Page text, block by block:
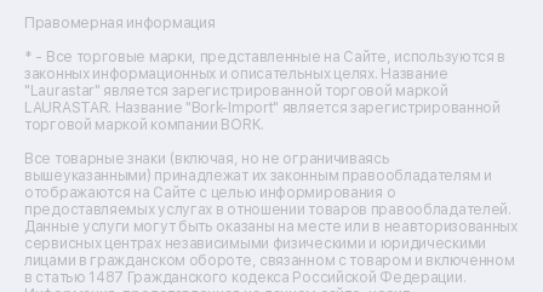
Ремонт фенов
Ремонт цифровых биноклей
Ремонт тепловизоров
Ремонт массажных кресел
Ремонт водонагревателей
Ремонт вытяжек
Ремонт источников бесперебойного питания
Ремонт пароварок
Ремонт микшерных пультов
Ремонт dj-пультов
Ремонт кухонных плит
Ремонт стедикамов
Правомерная информация
* - Все торговые марки, представленные на Сайте, используются в
законных информационных и описательных целях. Название
"Laurastar" является зарегистрированной торговой маркой
LAURASTAR. Название "Bork-Import" является зарегистрированной
торговой маркой компании BORK.
Все товарные знаки (включая, но не ограничиваясь
вышеуказанными) принадлежат их законным правообладателям и
отображаются на Сайте с целью информирования о
предоставляемых услугах в отношении товаров правообладателей.
Данные услуги могут быть оказаны на месте или в неавторизованных
сервисных центрах независимыми физическими и юридическими
лицами в гражданском обороте, связанном с товаром и включенном
в статью 1487 Гражданского кодекса Российской Федерации.